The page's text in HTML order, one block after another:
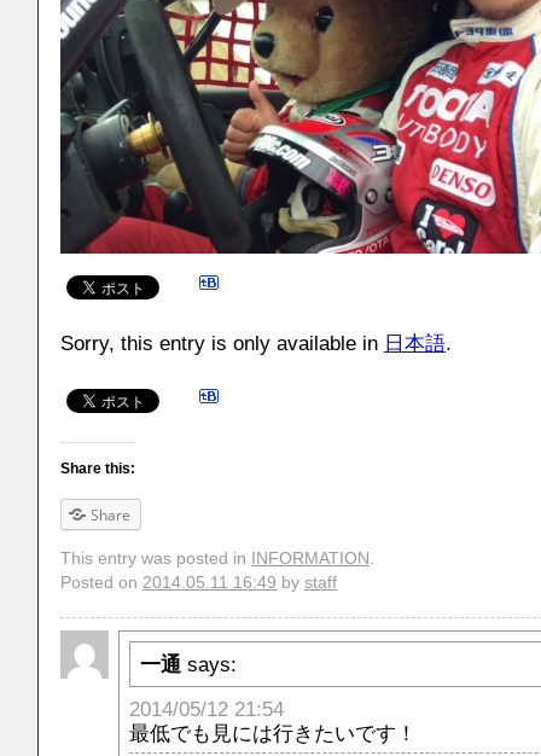
Sorry, this entry is only available in 日本語.
Share this:
Share
This entry was posted in INFORMATION.
Posted on 2014.05.11 16:49 by staff
一通 says:
2014/05/12 21:54
最低でも見には行きたいです！